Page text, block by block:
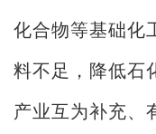
化合物等基础化
料不足，降低石
产业互为补充、